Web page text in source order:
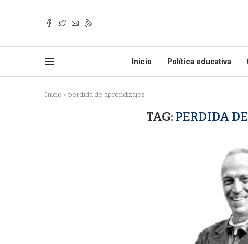
Inicio Política educativa
Inicio » perdida de aprendizajes
TAG: PERDIDA